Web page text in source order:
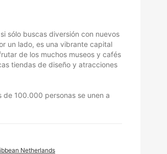
sólo buscas diversión con nuevos
un lado, es una vibrante capital
de los muchos museos y cafés
tiendas de diseño y atracciones
de 100.000 personas se unen a
Netherlands